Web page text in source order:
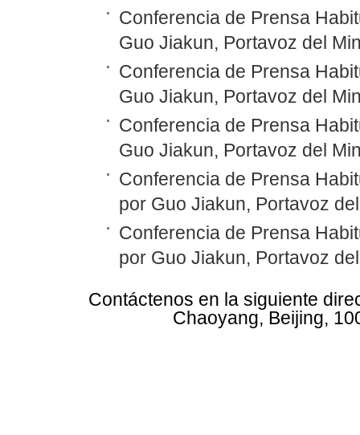
Conferencia de Prensa
Guo Jiakun, Portavoz del
Conferencia de Prensa
Guo Jiakun, Portavoz del
Conferencia de Prensa
Guo Jiakun, Portavoz del
Conferencia de Prensa
por Guo Jiakun, Portavoz
Conferencia de Prensa
por Guo Jiakun, Portavoz
Contáctenos en la siguiente
Chaoyang, Beijing,